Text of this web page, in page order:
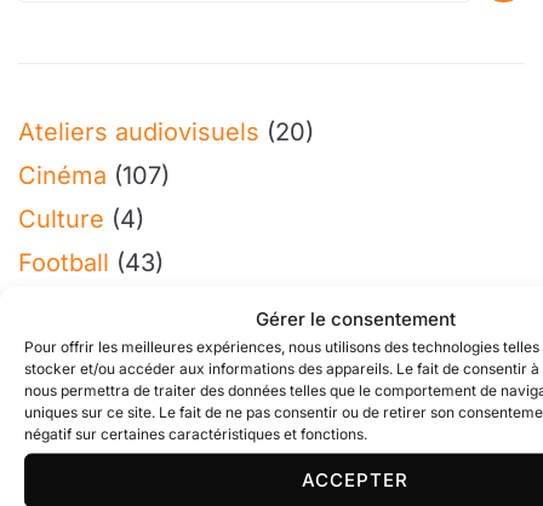
Gérer le consentement
Pour offrir les meilleures expériences, nous utilisons des technologies
stocker et/ou accéder aux informations des appareils. Le fait de consentir
nous permettra de traiter des données telles que le comportement de
uniques sur ce site. Le fait de ne pas consentir ou de retirer son
négatif sur certaines caractéristiques et fonctions.
ACCEPTER
Ateliers audiovisuels (20)
Cinéma (107)
Culture (4)
Football (43)
(216)
Jeunesse(115)
Photos(5)